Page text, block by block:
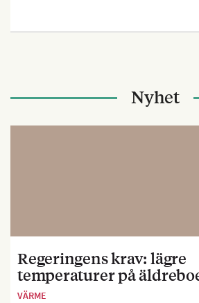
Nyhet
Regeringens krav: lägre
temperaturer på
VÄRME